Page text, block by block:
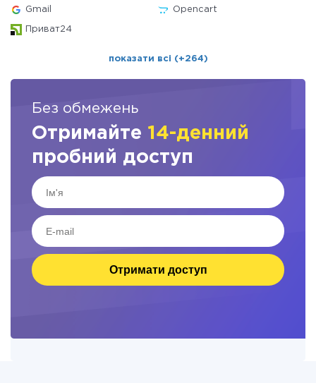
Gmail Opencart
Приват24
показати всі (+264)
Без обмежень
Отримайте 14-денний
пробний доступ
Отримати доступ